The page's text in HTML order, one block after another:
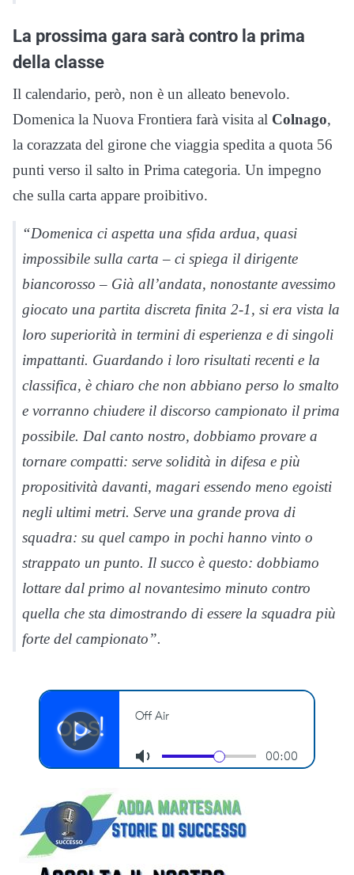
La prossima gara sarà contro la prima
della classe
Il calendario, però, non è un alleato benevolo.
Domenica la Nuova Frontiera farà visita al Colnago,
la corazzata del girone che viaggia spedita a quota 56
punti verso il salto in Prima categoria. Un impegno
che sulla carta appare proibitivo.
“Domenica ci aspetta una sfida ardua, quasi
impossibile sulla carta – ci spiega il dirigente
biancorosso – Già all’andata, nonostante avessimo
giocato una partita discreta finita 2-1, si era vista la
loro superiorità in termini di esperienza e di singoli
impattanti. Guardando i loro risultati recenti e la
classifica, è chiaro che non abbiano perso lo smalto
e vorranno chiudere il discorso campionato il prima
possibile. Dal canto nostro, dobbiamo provare a
tornare compatti: serve solidità in difesa e più
propositività davanti, magari essendo meno egoisti
negli ultimi metri. Serve una grande prova di
squadra: su quel campo in pochi hanno vinto o
strappato un punto. Il succo è questo: dobbiamo
lottare dal primo al novantesimo minuto contro
quella che sta dimostrando di essere la squadra più
forte del campionato”.